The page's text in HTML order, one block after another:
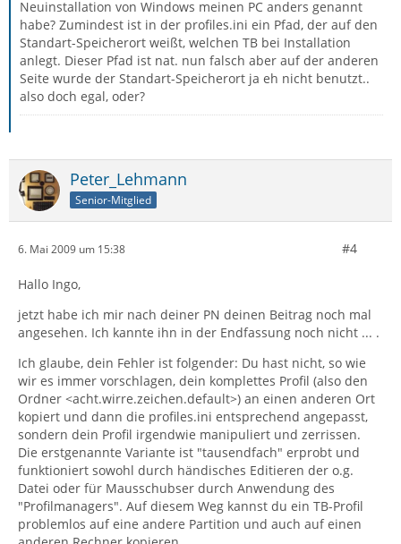
Neuinstallation von Windows meinen PC anders genannt
habe? Zumindest ist in der profiles.ini ein Pfad, der auf den
Standart-Speicherort weißt, welchen TB bei Installation
anlegt. Dieser Pfad ist nat. nun falsch aber auf der anderen
Seite wurde der Standart-Speicherort ja eh nicht benutzt..
also doch egal, oder?
Peter_Lehmann
Senior-Mitglied
6. Mai 2009 um 15:38 #4
Hallo Ingo,
jetzt habe ich mir nach deiner PN deinen Beitrag noch mal
angesehen. Ich kannte ihn in der Endfassung noch nicht ... .
Ich glaube, dein Fehler ist folgender: Du hast nicht, so wie
wir es immer vorschlagen, dein komplettes Profil (also den
Ordner <acht.wirre.zeichen.default>) an einen anderen Ort
kopiert und dann die profiles.ini entsprechend angepasst,
sondern dein Profil irgendwie manipuliert und zerrissen.
Die erstgenannte Variante ist "tausendfach" erprobt und
funktioniert sowohl durch händisches Editieren der o.g.
Datei oder für Mausschubser durch Anwendung des
"Profilmanagers". Auf diesem Weg kannst du ein TB-Profil
problemlos auf eine andere Partition und auch auf einen